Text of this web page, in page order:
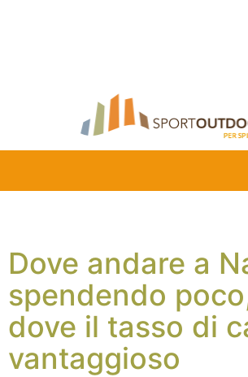
Dove andare a
spendendo
dove il tasso di
vantaggioso